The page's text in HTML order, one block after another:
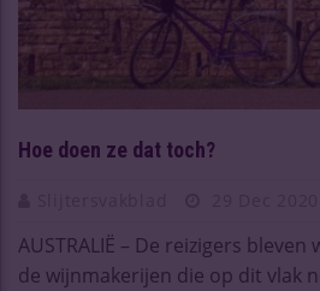
Hoe doen ze dat toch?
AUSTRALIË – De reizigers
de wijnmakerijen die op dit vlak